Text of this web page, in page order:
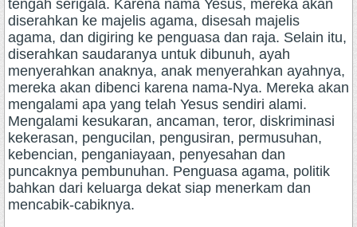
tengah serigala. Karena nama Yesus, mereka akan
diserahkan ke majelis agama, disesah majelis
agama, dan digiring ke penguasa dan raja. Selain itu,
diserahkan saudaranya untuk dibunuh, ayah
menyerahkan anaknya, anak menyerahkan ayahnya,
mereka akan dibenci karena nama-Nya. Mereka akan
mengalami apa yang telah Yesus sendiri alami.
Mengalami kesukaran, ancaman, teror, diskriminasi
kekerasan, pengucilan, pengusiran, permusuhan,
kebencian, penganiayaan, penyesahan dan
puncaknya pembunuhan. Penguasa agama, politik
bahkan dari keluarga dekat siap menerkam dan
mencabik-cabiknya.